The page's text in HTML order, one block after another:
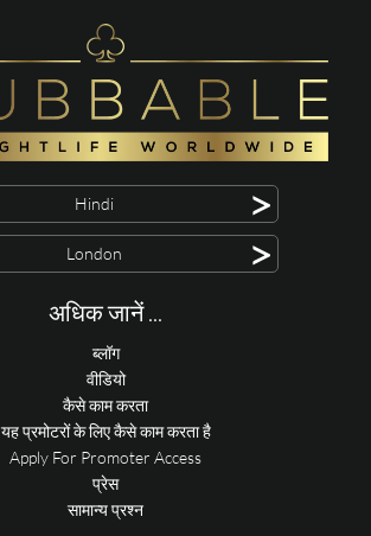
Hindi >
London >
अधिक जानें ...
ब्लॉग
वीडियो
कैसे काम करता
यह प्रमोटरों के लिए कैसे काम करता है
Apply For Promoter Access
प्रेस
सामान्य प्रश्न